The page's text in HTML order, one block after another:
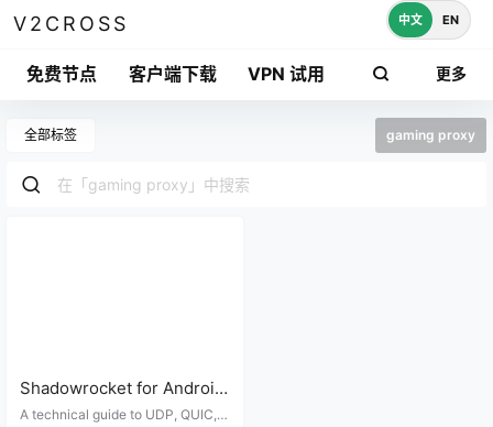
V2CROSS
免费节点 客户端下载 VPN 试用 更多
中文 EN
全部标签 gaming proxy
Shadowrocket for Android
UDP and QUIC Setup:
A technical guide to UDP, QUIC, H